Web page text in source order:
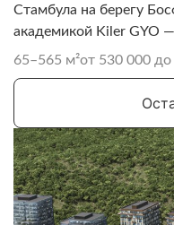
Стамбула на берегу
академикой Kiler GYO
инвестиционный фонд
многофункциональных
65–565 м²от 530 000